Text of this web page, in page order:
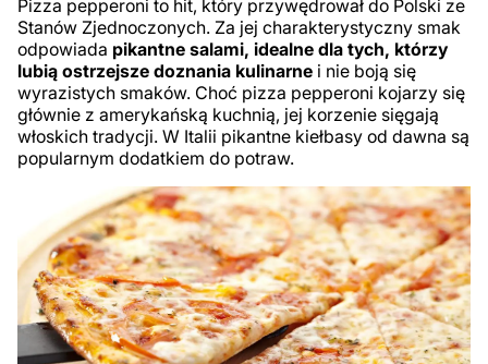
Pizza pepperoni to hit, który przywędrował do Polski ze
Stanów Zjednoczonych. Za jej charakterystyczny smak
odpowiada pikantne salami, idealne dla tych, którzy
lubią ostrzejsze doznania kulinarne i nie boją się
wyrazistych smaków. Choć pizza pepperoni kojarzy się
głównie z amerykańską kuchnią, jej korzenie sięgają
włoskich tradycji. W Italii pikantne kiełbasy od dawna są
popularnym dodatkiem do potraw.